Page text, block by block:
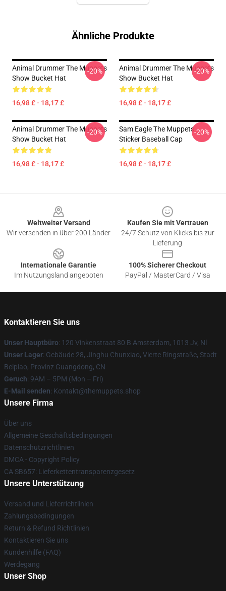
Ähnliche Produkte
Animal Drummer The Muppets
Show Bucket Hat
16,98 £ - 18,17 £
-20%
Animal Drummer The Muppets
Show Bucket Hat
16,98 £ - 18,17 £
-20%
Animal Drummer The Muppets
Show Bucket Hat
16,98 £ - 18,17 £
-20%
Sam Eagle The Muppets
Sticker Baseball Cap
16,98 £ - 18,17 £
-20%
Weltweiter Versand
Wir versenden in über 200 Länder
Kaufen Sie mit Vertrauen
24/7 Schutz von Klicks bis zur
Lieferung
Internationale Garantie
Im Nutzungsland angeboten
100% Sicherer Checkout
PayPal / MasterCard / Visa
Kontaktieren Sie uns
Unser Hauptbüro: 120 Vinkenstraat 80 B Amsterdam, 1013 Jv, Nl
Unser Lager: Gebäude 28, Jinghu Chunxiao, Vierte Ringstraße, Stadt
Beipiao, Provinz Guangdong, CN
Geruch: 9AM – 5PM (Mon – Fri)
E-Mail senden: Kontakt@themuppets.shop
Unsere Firma
Über uns
Allgemeine Geschäftsbedingungen
Datenschutzrichtlinien
DMCA - Copyright Policy
CA SB657: Lieferkettentransparenzgesetz
Unsere Unterstützung
Versand und Lieferrichtlinien
Zahlungsbedingungen
Return & Refund Richtlinien
Kontaktieren Sie uns
Kundenhilfe (FAQ)
Werdegang
Unser Shop